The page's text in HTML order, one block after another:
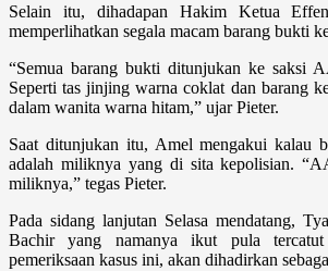
Selain itu, dihadapan Hakim Ketua
memperlihatkan segala macam barang bukti
“Semua barang bukti ditunjukan ke saksi
Seperti tas jinjing warna coklat dan barang
dalam wanita warna hitam,” ujar Pieter.
Saat ditunjukan itu, Amel mengakui ka­lau
adalah miliknya yang di sita kepolisian.
miliknya,” tegas Pieter.
Pada sidang lanjutan Selasa mendatang,
Bachir yang na­manya ikut pula
pemeriksaan kasus ini, akan dihadirkan